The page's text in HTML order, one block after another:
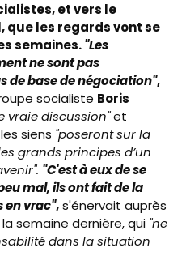
et vers le
que les regards vont se
semaines."Les
ne sont pas
de base de négociation",
socialiste Boris
vraie discussion"et
siens "poseront sur la
grands principes d’un
"C'est à eux de se
mal, ils ont fait de la
en vrac",s'énervait auprès
semaine dernière, qui "ne
dans la situation